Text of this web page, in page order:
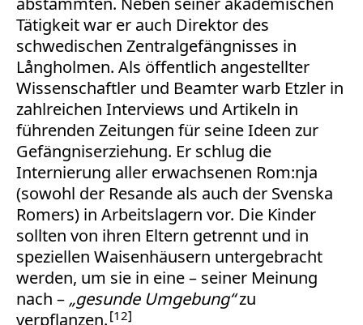
Tätigkeit war er auch Direktor des
schwedischen Zentralgefängnisses in
Långholmen. Als öffentlich angestellter
Wissenschaftler und Beamter warb Etzler in
zahlreichen Interviews und Artikeln in
führenden Zeitungen für seine Ideen zur
Gefängniserziehung. Er schlug die
Internierung aller erwachsenen Rom:nja
(sowohl der Resande als auch der Svenska
Romers) in Arbeitslagern vor. Die Kinder
sollten von ihren Eltern getrennt und in
speziellen Waisenhäusern untergebracht
werden, um sie in eine – seiner Meinung
nach – „gesunde Umgebung“zu
verpflanzen. 12